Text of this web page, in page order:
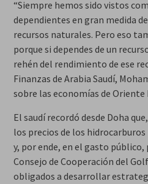
“Siempre hemos sido vistos
dependientes en gran medida
recursos naturales. Pero eso
porque si dependes de un
rehén del rendimiento de ese
Finanzas de Arabia Saudí,
sobre las economías de Oriente
El saudí recordó desde Doha
los precios de los
y, por ende, en el gasto público,
Consejo de Cooperación del
obligados a desarrollar